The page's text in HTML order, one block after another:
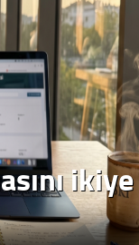
ikiye